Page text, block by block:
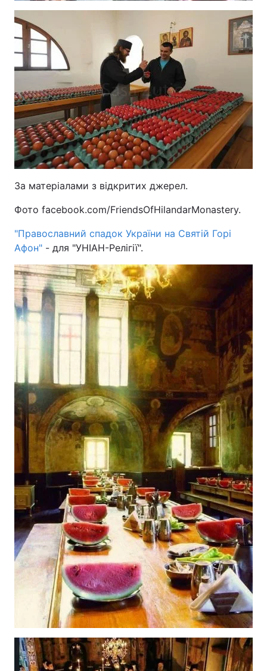
За матеріалами з відкритих джерел.
Фото facebook.com/FriendsOfHilandarMonastery.
"Православний спадок України на Святій Горі
Афон" - для "УНІАН-Релігії".